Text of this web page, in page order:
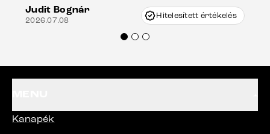
nagyon korrekten jártak el az ügyemben.
Mindenkinek ajánlani tudom a Delife
Judit Bognár
2026.07.08 Hitelesített értékelés
Kanapék